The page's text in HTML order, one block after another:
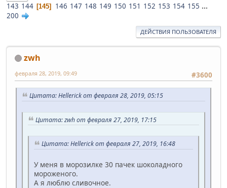
143 144 145 146 147 148 149 150 151 152 153 154 155 ...
200
ДЕЙСТВИЯ ПОЛЬЗОВАТЕЛЯ
zwh
#3600
февраля 28, 2019, 09:49
Цитата: Hellerick от февраля 28, 2019, 05:15
Цитата: zwh от февраля 27, 2019, 17:15
Цитата: Hellerick от февраля 27, 2019, 16:48
У меня в морозилке 30 пачек шоколадного
мороженого.
А я люблю сливочное.